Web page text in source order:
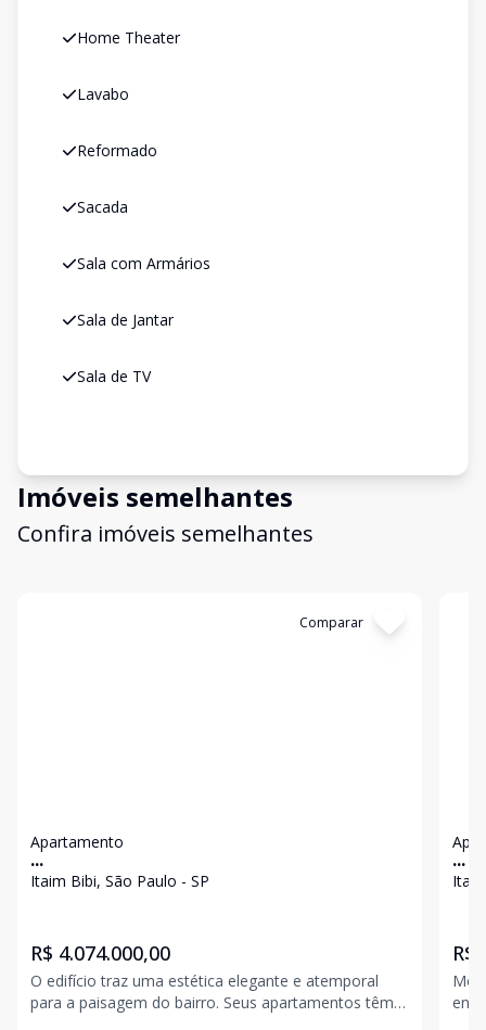
Home Theater
Lavabo
Reformado
Sacada
Sala com Armários
Sala de Jantar
Sala de TV
Imóveis semelhantes
Confira imóveis semelhantes
Comparar
Apartamento
...
Itaim Bibi, São Paulo - SP
R$ 4.074.000,00
O edifício traz uma estética elegante e atemporal
para a paisagem do bairro. Seus apartamentos têm
...
R$